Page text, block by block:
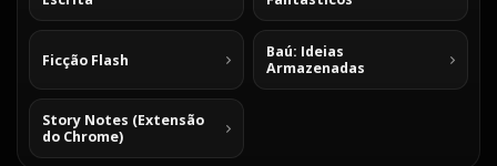
Ficção Flash
Baú: Ideias
Armazenadas
Story Notes (Extensão
do Chrome)